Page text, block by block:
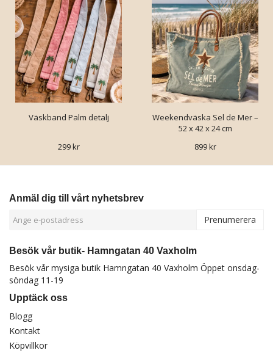
Väskband Palm detalj
299 kr
Weekendväska Sel de Mer –
52 x 42 x 24 cm
899 kr
Anmäl dig till vårt nyhetsbrev
Prenumerera
Besök vår butik- Hamngatan 40 Vaxholm
Besök vår mysiga butik Hamngatan 40 Vaxholm Öppet onsdag-
söndag 11-19
Upptäck oss
Blogg
Kontakt
Köpvillkor